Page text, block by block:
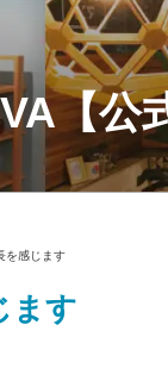
【公
を感じます
ます